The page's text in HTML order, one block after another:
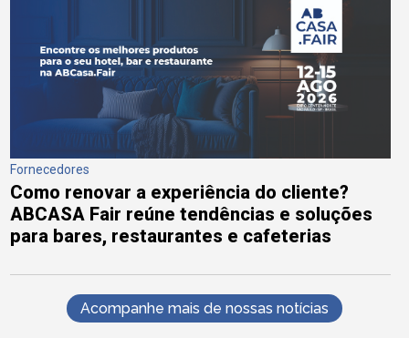
Fornecedores
Como renovar a experiência do cliente?
ABCASA Fair reúne tendências e soluções
para bares, restaurantes e cafeterias
Acompanhe mais de nossas notícias